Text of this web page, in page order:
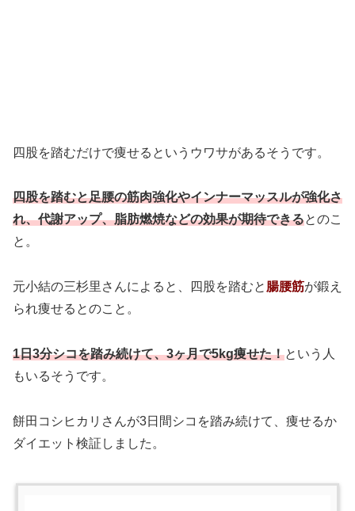
四股を踏むだけで痩せるというウワサがあるそうです。
四股を踏むと足腰の筋肉強化やインナーマッスルが強化さ
れ、代謝アップ、脂肪燃焼などの効果が期待できるとのこ
と。
元小結の三杉里さんによると、四股を踏むと 腸腰筋が鍛え
られ痩せるとのこと。
1日3分シコを踏み続けて、3ヶ月で5kg痩せた！という人
もいるそうです。
餅田コシヒカリさんが3日間シコを踏み続けて、痩せるか
ダイエット検証しました。